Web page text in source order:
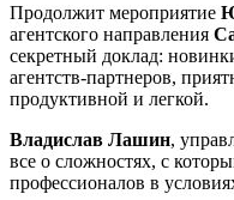
Продолжит мероприятие
агентского направления
секретный доклад:
агентств-партнеров,
продуктивной и легкой.
Владислав Лашин,
все о сложностях, с
профессионалов в